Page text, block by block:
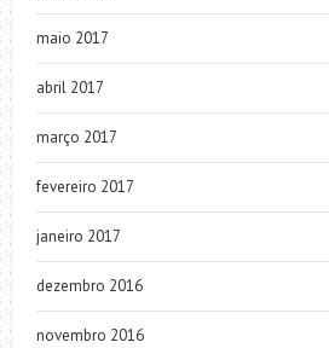
maio 2017
abril 2017
março 2017
fevereiro 2017
janeiro 2017
dezembro 2016
novembro 2016